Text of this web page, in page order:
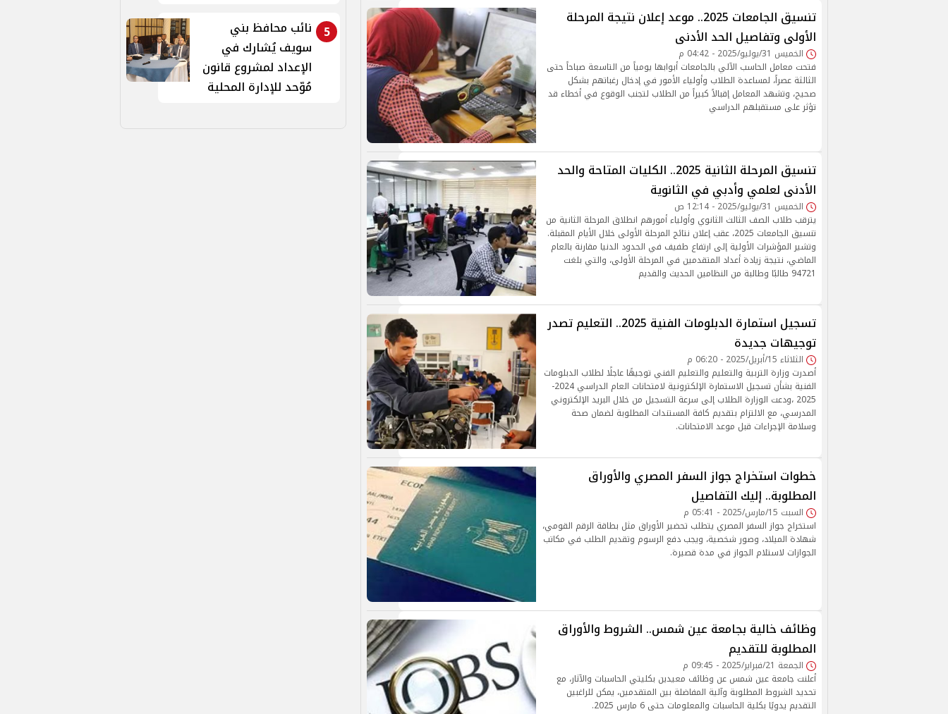
تنسيق الجامعات 2025.. موعد إعلان نتيجة المرحلة
الأولى وتفاصيل الحد الأدنى
الخميس 31/يوليو/2025 - 04:42 م
فتحت معامل الحاسب الآلي بالجامعات أبوابها يومياً من التاسعة صباحاً حتى
الثالثة عصراً، لمساعدة الطلاب وأولياء الأمور في إدخال رغباتهم بشكل
صحيح، وتشهد المعامل إقبالاً كبيراً من الطلاب لتجنب الوقوع في أخطاء قد
تؤثر على مستقبلهم الدراسي
تنسيق المرحلة الثانية 2025.. الكليات المتاحة والحد
الأدنى لعلمي وأدبي في الثانوية
الخميس 31/يوليو/2025 - 12:14 ص
يترقب طلاب الصف الثالث الثانوي وأولياء أمورهم انطلاق المرحلة الثانية من
تنسيق الجامعات 2025، عقب إعلان نتائج المرحلة الأولى خلال الأيام المقبلة.
وتشير المؤشرات الأولية إلى ارتفاع طفيف في الحدود الدنيا مقارنة بالعام
الماضي، نتيجة زيادة أعداد المتقدمين في المرحلة الأولى، والتي بلغت
94721 طالبًا وطالبة من النظامين الحديث والقديم
تسجيل استمارة الدبلومات الفنية 2025.. التعليم تصدر
توجيهات جديدة
الثلاثاء 15/أبريل/2025 - 06:20 م
أصدرت وزارة التربية والتعليم والتعليم الفني توجيهًا عاجلًا لطلاب الدبلومات
الفنية بشأن تسجيل الاستمارة الإلكترونية لامتحانات العام الدراسي 2024-
2025 ،ودعت الوزارة الطلاب إلى سرعة التسجيل من خلال البريد الإلكتروني
المدرسي، مع الالتزام بتقديم كافة المستندات المطلوبة لضمان صحة
وسلامة الإجراءات قبل موعد الامتحانات.
خطوات استخراج جواز السفر المصري والأوراق
المطلوبة.. إليك التفاصيل
السبت 15/مارس/2025 - 05:41 م
استخراج جواز السفر المصري يتطلب تحضير الأوراق مثل بطاقة الرقم القومي،
شهادة الميلاد، وصور شخصية، ويجب دفع الرسوم وتقديم الطلب في مكاتب
الجوازات لاستلام الجواز في مدة قصيرة.
وظائف خالية بجامعة عين شمس.. الشروط والأوراق
المطلوبة للتقديم
الجمعة 21/فبراير/2025 - 09:45 م
أعلنت جامعة عين شمس عن وظائف معيدين بكليتي الحاسبات والآثار، مع
تحديد الشروط المطلوبة وآلية المفاضلة بين المتقدمين، يمكن للراغبين
التقديم يدويًا بكلية الحاسبات والمعلومات حتى 6 مارس 2025.
5
نائب محافظ بني
سويف يُشارك في
الإعداد لمشروع قانون
مُوّحد للإدارة المحلية